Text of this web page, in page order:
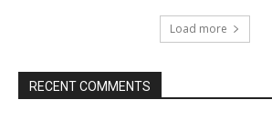
Load more
RECENT COMMENTS